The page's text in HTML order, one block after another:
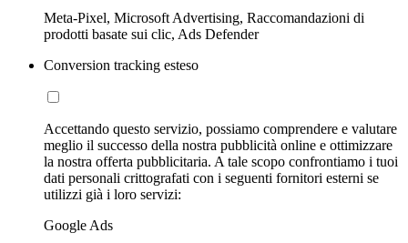
Meta-Pixel, Microsoft Advertising, Raccomandazioni di
prodotti basate sui clic, Ads Defender
Conversion tracking esteso
Accettando questo servizio, possiamo comprendere e valutare
meglio il successo della nostra pubblicità online e ottimizzare
la nostra offerta pubblicitaria. A tale scopo confrontiamo i tuoi
dati personali crittografati con i seguenti fornitori esterni se
utilizzi già i loro servizi:
Google Ads